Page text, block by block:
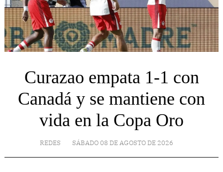
Curazao empata 1-1 con
Canadá y se mantiene con
vida en la Copa Oro
REDES SÁBADO 08 DE AGOSTO DE 2026